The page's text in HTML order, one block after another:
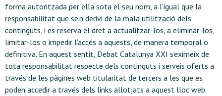
forma autoritzada per ella sota el seu nom, a l’igual que la
responsabilitat que se’n derivi de la mala utilització dels
continguts, i es reserva el dret a actualitzar-los, a eliminar-los,
limitar-los o impedir l’accés a aquests, de manera temporal o
definitiva. En aquest sentit, Debat Catalunya XXI s’eximeix de
tota responsabilitat respecte dels continguts i serveis oferts a
través de les pàgines web titularitat de tercers a les que es
poden accedir a través dels links allotjats a aquest lloc web.